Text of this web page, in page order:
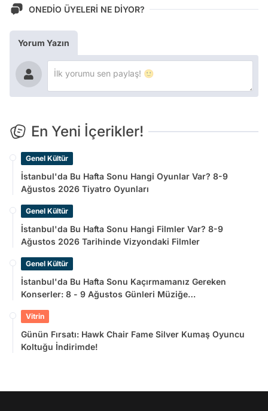
ONEDİO ÜYELERİ NE DİYOR?
Yorum Yazın
En Yeni İçerikler!
Genel Kültür
İstanbul'da Bu Hafta Sonu Hangi Oyunlar Var? 8-9
Ağustos 2026 Tiyatro Oyunları
Genel Kültür
İstanbul'da Bu Hafta Sonu Hangi Filmler Var? 8-9
Ağustos 2026 Tarihinde Vizyondaki Filmler
Genel Kültür
İstanbul'da Bu Hafta Sonu Kaçırmamanız Gereken
Konserler: 8 - 9 Ağustos Günleri Müziğe
Vitrin
Günün Fırsatı: Hawk Chair Fame Silver Kumaş Oyuncu
Koltuğu İndirimde!